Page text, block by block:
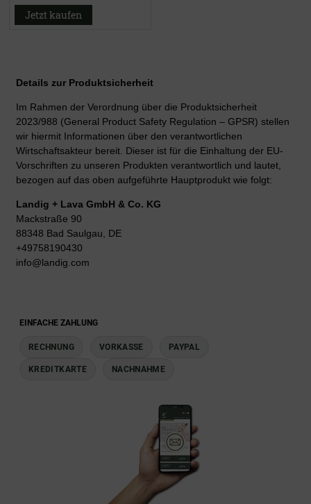
Jetzt kaufen
Details zur Produktsicherheit
Im Rahmen der Verordnung über die Produktsicherheit
2023/988 (General Product Safety Regulation – GPSR) stellen
wir hiermit Informationen über den verantwortlichen
Wirtschaftsakteur bereit. Dieser ist für die Einhaltung der EU-
Vorschriften zu unseren Produkten verantwortlich und lautet,
bezogen auf das oben aufgeführte Hauptprodukt wie folgt:
Landig + Lava GmbH & Co. KG
Mackstraße 90
88348 Bad Saulgau, DE
+49758190430
info@landig.com
EINFACHE ZAHLUNG
RECHNUNG VORKASSE PAYPAL
KREDITKARTE NACHNAHME